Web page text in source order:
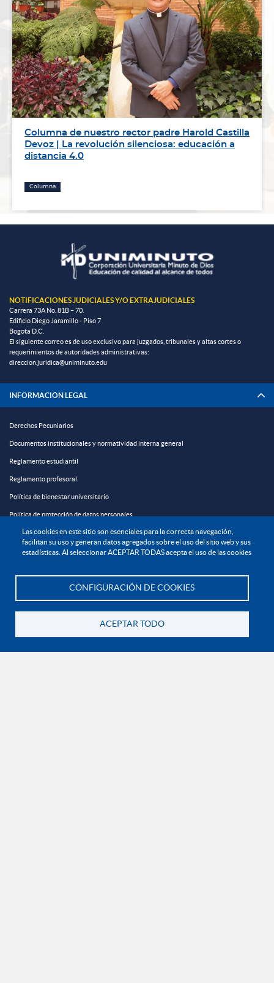
Las cookies en este sitio son esenciales para la correcta navegación,
facilitan su uso y generan datos agregados sobre el uso del sitio web y sus
estadísticas. Al seleccionar ACEPTAR TODAS acepta el uso de las cookies
CONFIGURACIÓN DE COOKIES
ACEPTAR TODO
Columna de nuestro rector padre Harold Castilla
Devoz | La revolución silenciosa: educación a
distancia 4.0
Columna
NOTIFICACIONES JUDICIALES Y/O EXTRAJUDICIALES
Carrera 73A No. 81B – 70.
Edificio Diego Jaramillo - Piso 7
Bogotá D.C.
El siguiente correo es de uso exclusivo para juzgados, tribunales y altas cortes o
requerimientos de autoridades administrativas:
direccion.juridica@uniminuto.edu
INFORMACIÓN LEGAL
Derechos Pecuniarios
Documentos institucionales y normatividad interna general
Reglamento estudiantil
Reglamento profesoral
Política de bienestar universitario
Política de protección de datos personales
EXPLORA
¡CONÉCTATE CON LA INSTITUCIÓN!
Contáctanos